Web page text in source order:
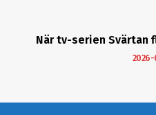
När tv-serien Svärtan